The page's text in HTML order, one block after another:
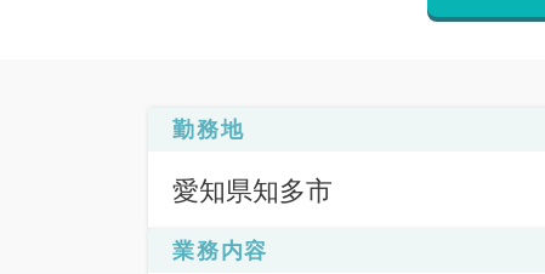
勤務地
愛知県知多市
業務内容